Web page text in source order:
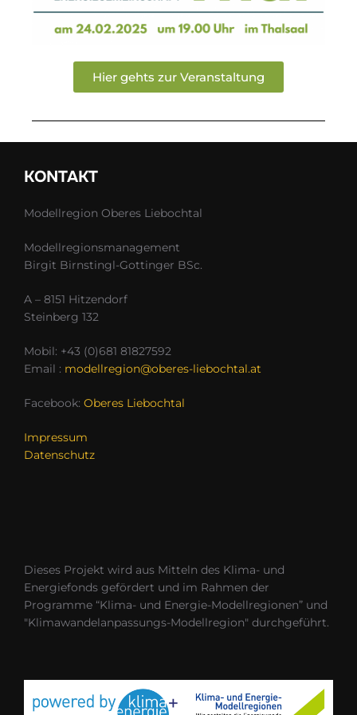
Hier gehts zur Veranstaltung
KONTAKT
Modellregion Oberes Liebochtal
Modellregionsmanagement
Birgit Birnstingl-Gottinger BSc.
A – 8151 Hitzendorf
Steinberg 132
Mobil: +43 (0)681 81827592
Email : modellregion@oberes-liebochtal.at
Facebook: Oberes Liebochtal
Impressum
Datenschutz
Dieses Projekt wird aus Mitteln des Klima- und
Energiefonds gefördert und im Rahmen der
Programme “Klima- und Energie-Modellregionen” und
"Klimawandelanpassungs-Modellregion" durchgeführt.